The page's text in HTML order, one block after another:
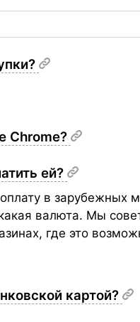
Chrome?
ей?
в зарубежных
валюта. Мы
где это
картой?